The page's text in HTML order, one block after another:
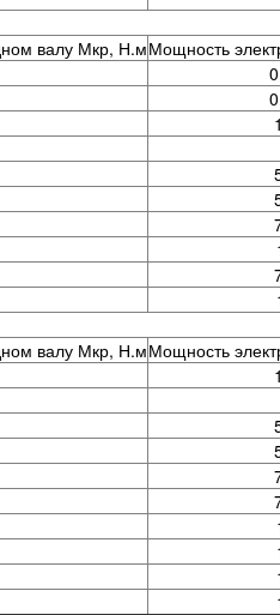
валу Мкр, Н.мМощность
валу Мкр, Н.мМощность